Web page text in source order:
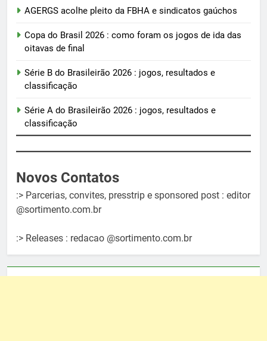
AGERGS acolhe pleito da FBHA e sindicatos gaúchos
Copa do Brasil 2026 : como foram os jogos de ida das
oitavas de final
Série B do Brasileirão 2026 : jogos, resultados e
classificação
Série A do Brasileirão 2026 : jogos, resultados e
classificação
Novos Contatos
:> Parcerias, convites, presstrip e sponsored post : editor
@sortimento.com.br
:> Releases : redacao @sortimento.com.br